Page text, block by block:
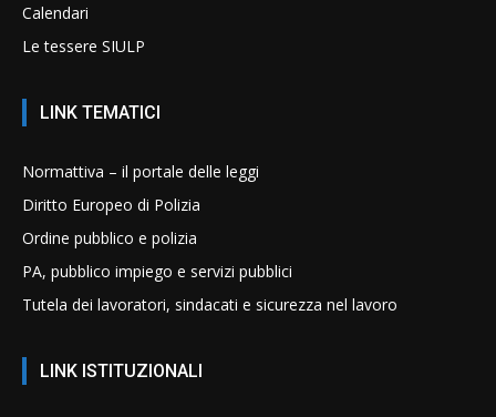
Calendari
Le tessere SIULP
LINK TEMATICI
Normattiva – il portale delle leggi
Diritto Europeo di Polizia
Ordine pubblico e polizia
PA, pubblico impiego e servizi pubblici
Tutela dei lavoratori, sindacati e sicurezza nel lavoro
LINK ISTITUZIONALI